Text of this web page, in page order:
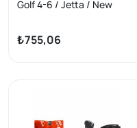
Golf 4-6 / Jetta / New
Takımı GDB1330
₺755,06